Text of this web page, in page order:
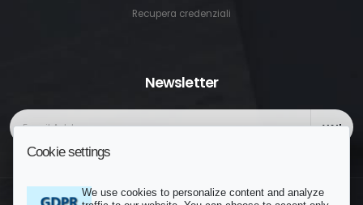
Recupera credenziali
Newsletter
VAI!
Cookie settings
We use cookies to personalize content and analyze